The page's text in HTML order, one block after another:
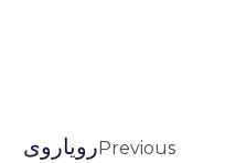
Previousرویاروی